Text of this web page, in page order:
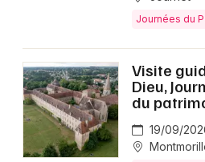
Concerts
Sports
Soirées
Nantes
Nice
Paris
Strasbourg
Journées du
Visite
Dieu,
du
19/09/